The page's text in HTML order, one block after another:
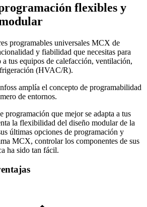
flexibles y
programables universales MCX de
y fiabilidad que necesitas para
tus equipos de calefacción, ventilación,
(HVAC/R).
amplía el concepto de programabilidad
de entornos.
programación que mejor se adapta a tus
la flexibilidad del diseño modular de la
últimas opciones de programación y
MCX, controlar los componentes de sus
ha sido tan fácil.